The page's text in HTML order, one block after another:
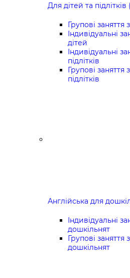
Для дітей та підлітків
Групові заняття
Індивідуальні
дітей
Індивідуальні
підлітків
Групові заняття
підлітків
Англійська для
Індивідуальні
дошкільнят
Групові заняття
дошкільнят